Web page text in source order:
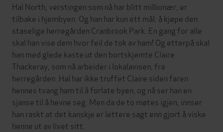
Hal North, verstingen som nå har blitt millionær, er
tilbake i hjembyen. Og han har kun ett mål: å kjøpe den
staselige herregården Cranbrook Park. En gang for alle
skal han vise dem hvor feil de tok av ham! Og etterpå skal
han med glede kaste ut den bortskjemte Claire
Thackeray, som nå arbeider i lokalavisen, fra
herregården. Hal har ikke truffet Claire siden faren
hennes tvang ham til å forlate byen, og nå ser han en
sjanse til å hevne seg. Men da de to møtes igjen, innser
han raskt at det kanskje er lettere sagt enn gjort å viske
henne ut av livet sitt.